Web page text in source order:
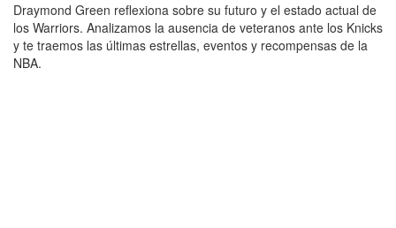
Draymond Green reflexiona sobre su futuro y el estado actual de
los Warriors. Analizamos la ausencia de veteranos ante los Knicks
y te traemos las últimas estrellas, eventos y recompensas de la
NBA.